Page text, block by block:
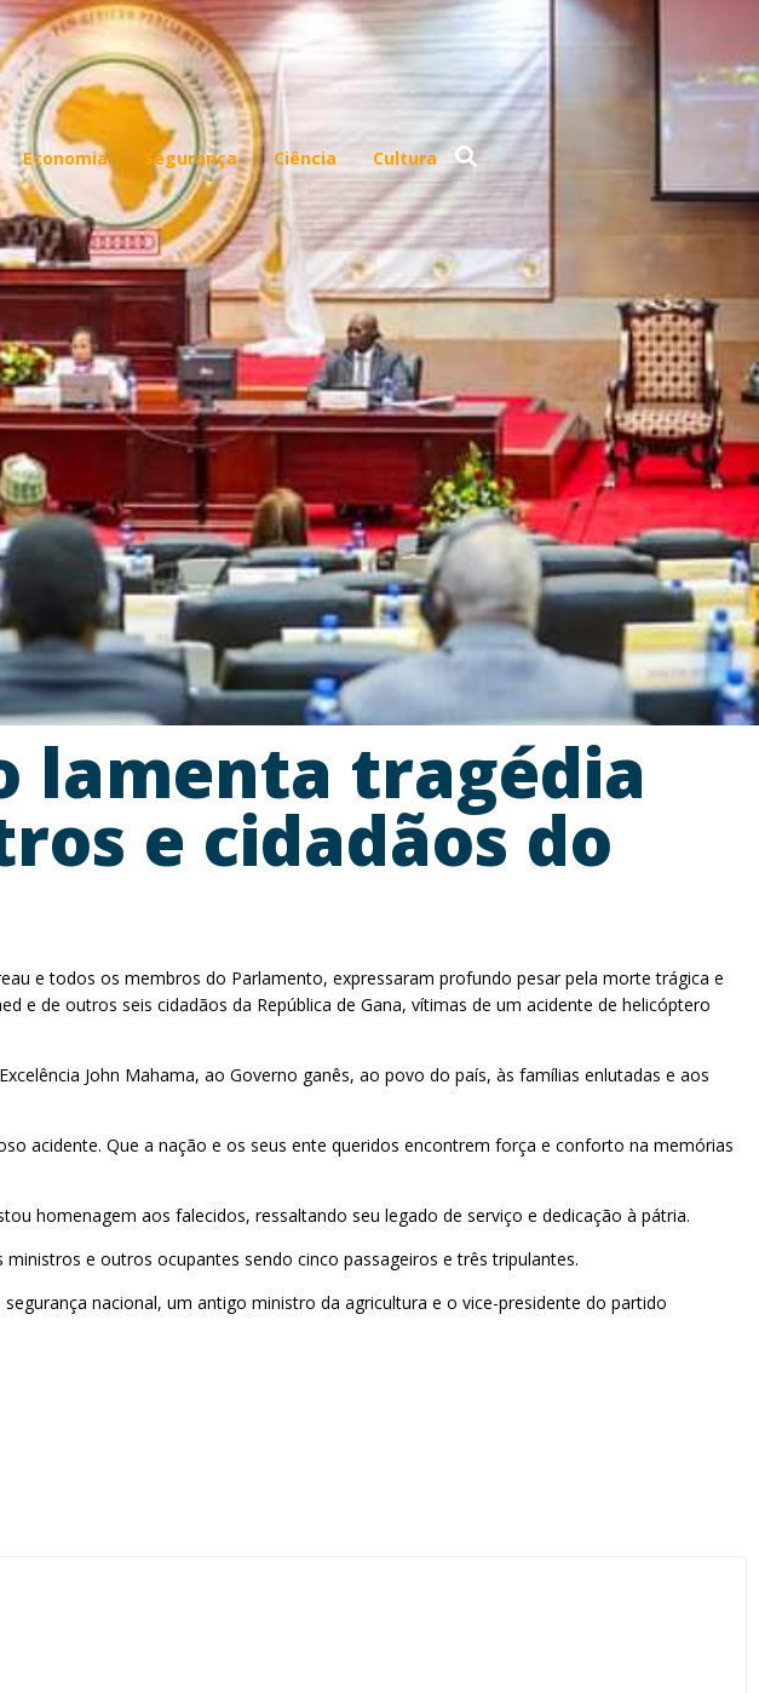
Economia Segurança Ciência Cultura
lamenta tragédia
e cidadãos do
e todos os membros do Parlamento, expressaram profundo pesar pela morte trágica e
de outros seis cidadãos da República de Gana, vítimas de um acidente de helicóptero
John Mahama, ao Governo ganês, ao povo do país, às famílias enlutadas e aos
acidente. Que a nação e os seus ente queridos encontrem força e conforto na memórias
homenagem aos falecidos, ressaltando seu legado de serviço e dedicação à pátria.
e outros ocupantes sendo cinco passageiros e três tripulantes.
nacional, um antigo ministro da agricultura e o vice-presidente do partido